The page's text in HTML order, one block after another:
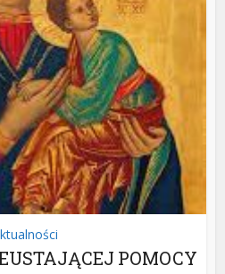
POMOCY